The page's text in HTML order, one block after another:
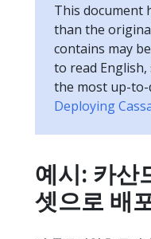
This document
than the
contains may
to read
the most up-
Deploying
예시: 카산
셋으로 배